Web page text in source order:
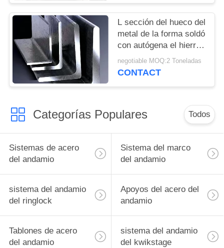
L sección del hueco del
metal de la forma soldó
con autógena el hierro
de ángulo del acero
inoxidable 1.25#-25#
negotiable MOQ:2 Toneladas
CONTACT
Categorías Populares Todos
Sistemas de acero
del andamio
Sistema del marco
del andamio
sistema del andamio
del ringlock
Apoyos del acero del
andamio
Tablones de acero
del andamio
sistema del andamio
del kwikstage